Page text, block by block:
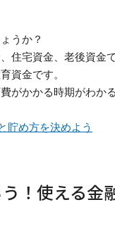
うか？
住宅資金、老後資金で
資金です。
がかかる時期がわか
貯め方を決めよう
！使える金